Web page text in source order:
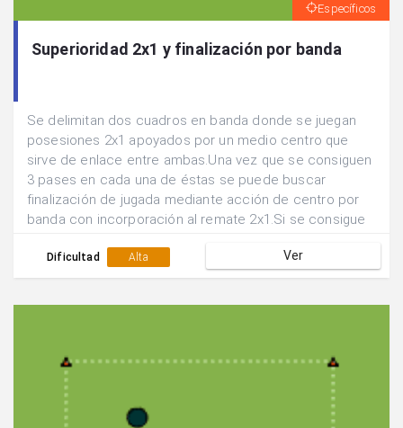
Específicos
Superioridad 2x1 y finalización por banda
Se delimitan dos cuadros en banda donde se juegan
posesiones 2x1 apoyados por un medio centro que
sirve de enlace entre ambas.Una vez que se consiguen
3 pases en cada una de éstas se puede buscar
finalización de jugada mediante acción de centro por
banda con incorporación al remate 2x1.Si se consigue
rotan las posiciones.
Dificultad Alta Ver